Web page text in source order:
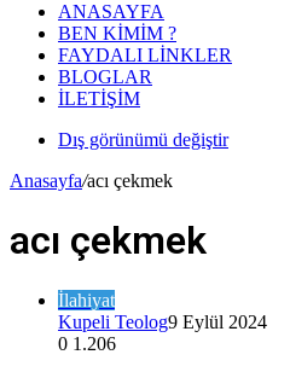
ANASAYFA
BEN KIMIM ?
FAYDALI LINKLER
BLOGLAR
İLETIŞIM
Dış görünümü değiştir
Anasayfa/acı çekmek
acı çekmek
İlahiyat
Kupeli Teolog9 Eylül 2024
0 1.206